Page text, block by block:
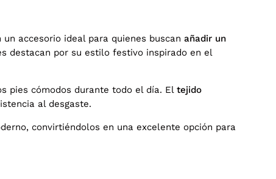
un accesorio ideal para quienes buscan añadir un
destacan por su estilo festivo inspirado en el
pies cómodos durante todo el día. El tejido
al desgaste.
convirtiéndolos en una excelente opción para